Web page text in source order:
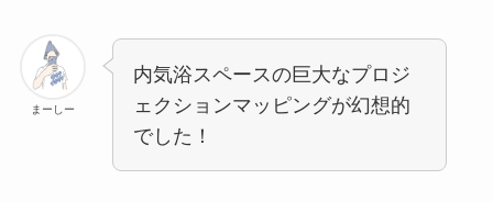
まーしー
内気浴スペースの巨大なプロジ
ェクションマッピングが幻想的
でした！